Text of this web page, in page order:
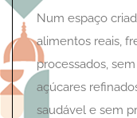
Num espaço
alimentos reais,
processados,
açúcares
saudável e sem